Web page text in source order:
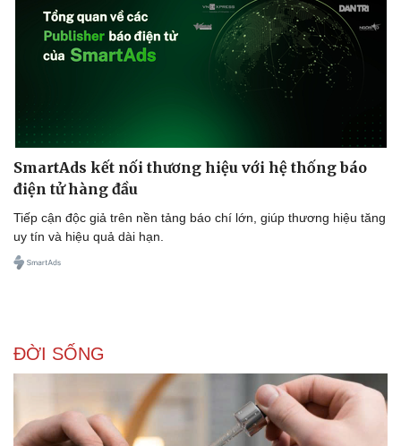
Doanh nghiệp
Thông tin doanh nghiệp
Vì cộng đồng
Tin Công nghệ
Trải nghiệm
Chuyển đổi số
SmartAds kết nối thương hiệu với hệ thống báo
điện tử hàng đầu
Tiếp cận độc giả trên nền tảng báo chí lớn, giúp thương hiệu tăng
uy tín và hiệu quả dài hạn.
ĐỜI SỐNG